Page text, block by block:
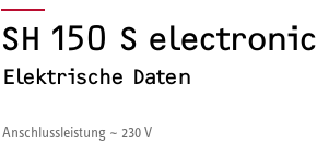
SH 150 S electronic
Elektrische Daten
Anschlussleistung ~ 230 V